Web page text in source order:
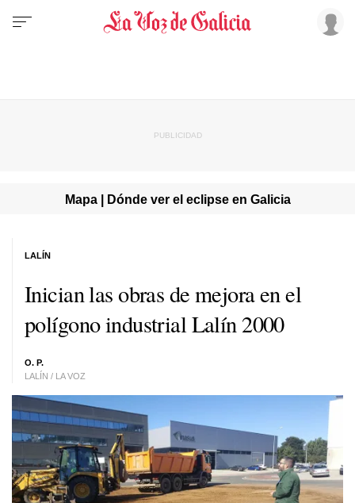
Mapa | Dónde ver el eclipse en Galicia
Inician las obras de mejora en el
polígono industrial Lalín 2000
O. P.
LALÍN / LA VOZ
LALÍN